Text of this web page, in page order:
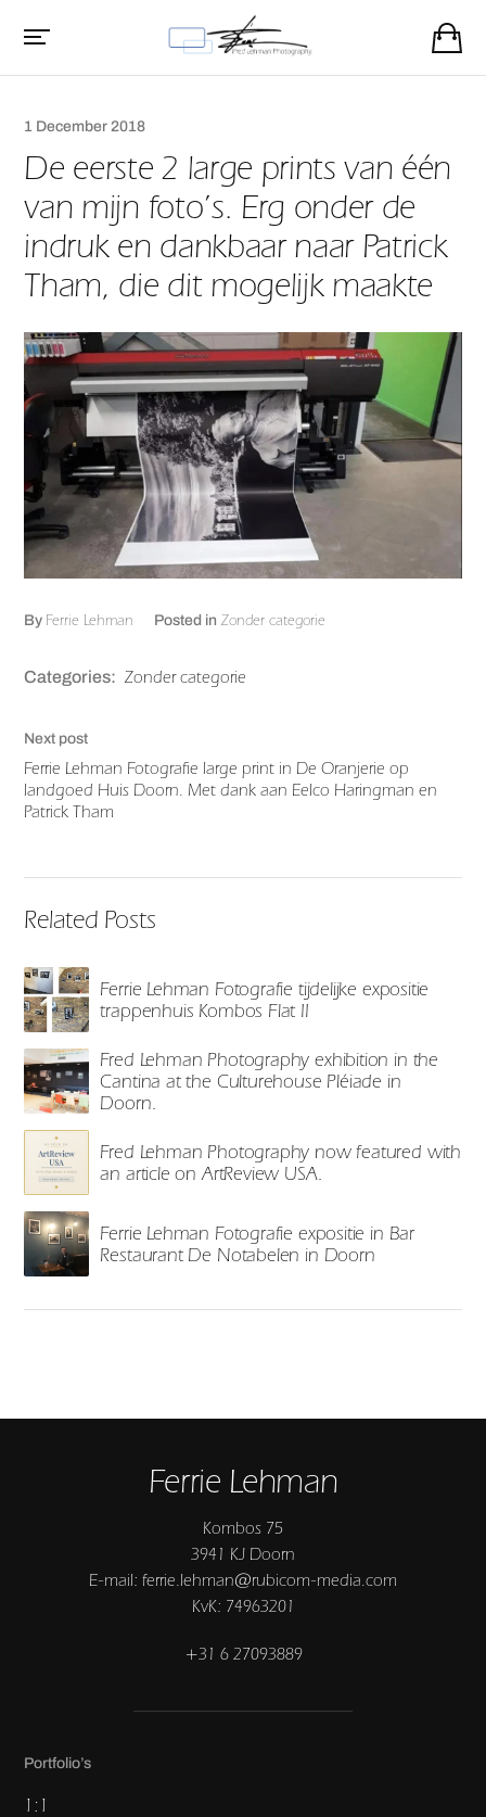
1 December 2018
De eerste 2 large prints van één
van mijn foto’s. Erg onder de
indruk en dankbaar naar Patrick
Tham, die dit mogelijk maakte
By Ferrie Lehman Posted in Zonder categorie
Categories: Zonder categorie
Next post
Ferrie Lehman Fotografie large print in De Oranjerie op
landgoed Huis Doorn. Met dank aan Eelco Haringman en
Patrick Tham
Related Posts
Ferrie Lehman Fotografie tijdelijke expositie
trappenhuis Kombos Flat II
Fred Lehman Photography exhibition in the
Cantina at the Culturehouse Pléiade in
Doorn.
Fred Lehman Photography now featured with
an article on ArtReview USA.
Ferrie Lehman Fotografie expositie in Bar
Restaurant De Notabelen in Doorn
Ferrie Lehman
Kombos 75
3941 KJ Doorn
E-mail: ferrie.lehman@rubicom-media.com
KvK: 74963201
+31 6 27093889
Portfolio’s
1:1